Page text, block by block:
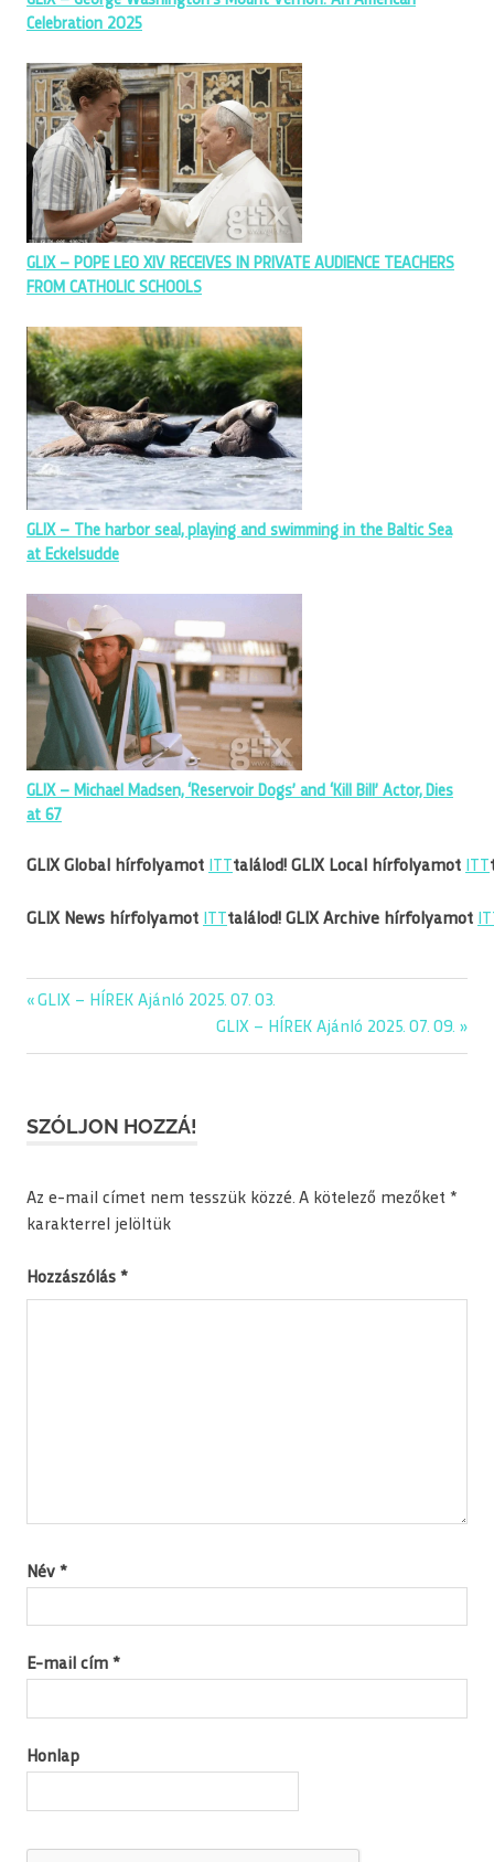
Celebration 2025
GLIX – POPE LEO XIV RECEIVES IN PRIVATE AUDIENCE TEACHERS
FROM CATHOLIC SCHOOLS
GLIX – The harbor seal, playing and swimming in the Baltic Sea
at Eckelsudde
GLIX – Michael Madsen, ‘Reservoir Dogs’ and ‘Kill Bill’ Actor, Dies
at 67
GLIX Global hírfolyamot ITTtalálod! GLIX Local hírfolyamot ITT
GLIX News hírfolyamot ITTtalálod! GLIX Archive hírfolyamot
Bejegyzés
navigáció
Previous
GLIX – HÍREK Ajánló 2025. 07. 03.
Next
Post:
GLIX – HÍREK Ajánló 2025. 07. 09.
SZÓLJON HOZZÁ!
Az e-mail címet nem tesszük közzé. A kötelező mezőket *
karakterrel jelöltük
Hozzászólás *
Név *
E-mail cím *
Honlap